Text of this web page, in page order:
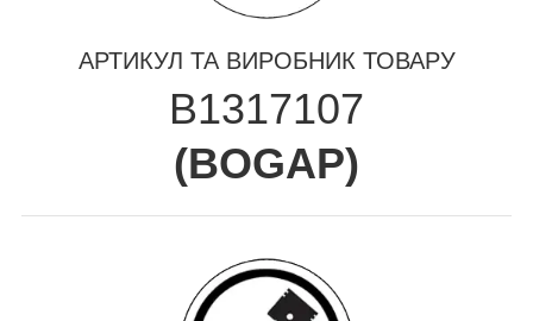
АРТИКУЛ ТА ВИРОБНИК ТОВАРУ
B1317107
(BOGAP)